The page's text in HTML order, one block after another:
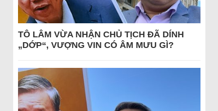
TÔ LÂM VỪA NHẬN CHỦ TỊCH ĐÃ DÍNH
„DỚP“, VƯỢNG VIN CÓ ÂM MƯU GÌ?